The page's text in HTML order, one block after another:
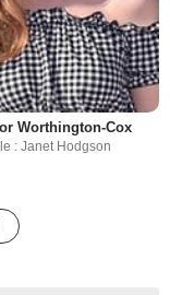
Worthington-Cox
: Janet Hodgson